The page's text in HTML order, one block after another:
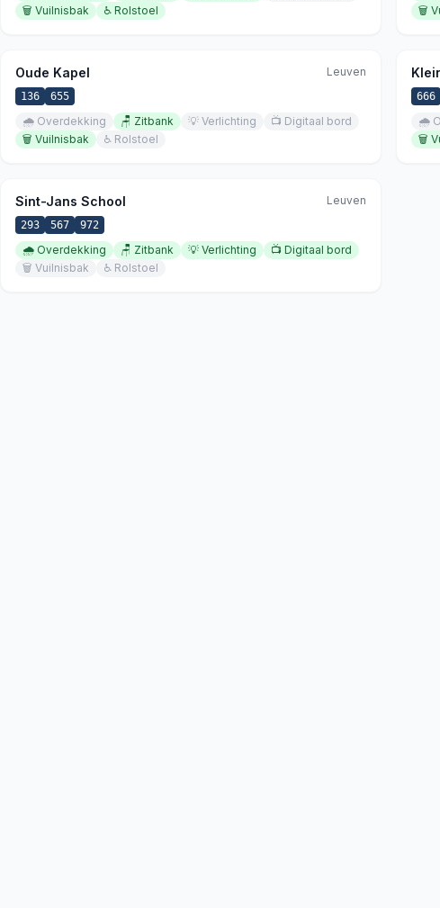
🗑️ Vuilnisbak ♿ Rolstoel
🗑️
Oude Kapel Leuven
136 655
🌧️ Overdekking 🪑 Zitbank 💡 Verlichting 📺 Digitaal bord
🗑️ Vuilnisbak ♿ Rolstoel
666
🌧️
🗑️
Sint-Jans School Leuven
293 567 972
🌧️ Overdekking 🪑 Zitbank 💡 Verlichting 📺 Digitaal bord
🗑️ Vuilnisbak ♿ Rolstoel